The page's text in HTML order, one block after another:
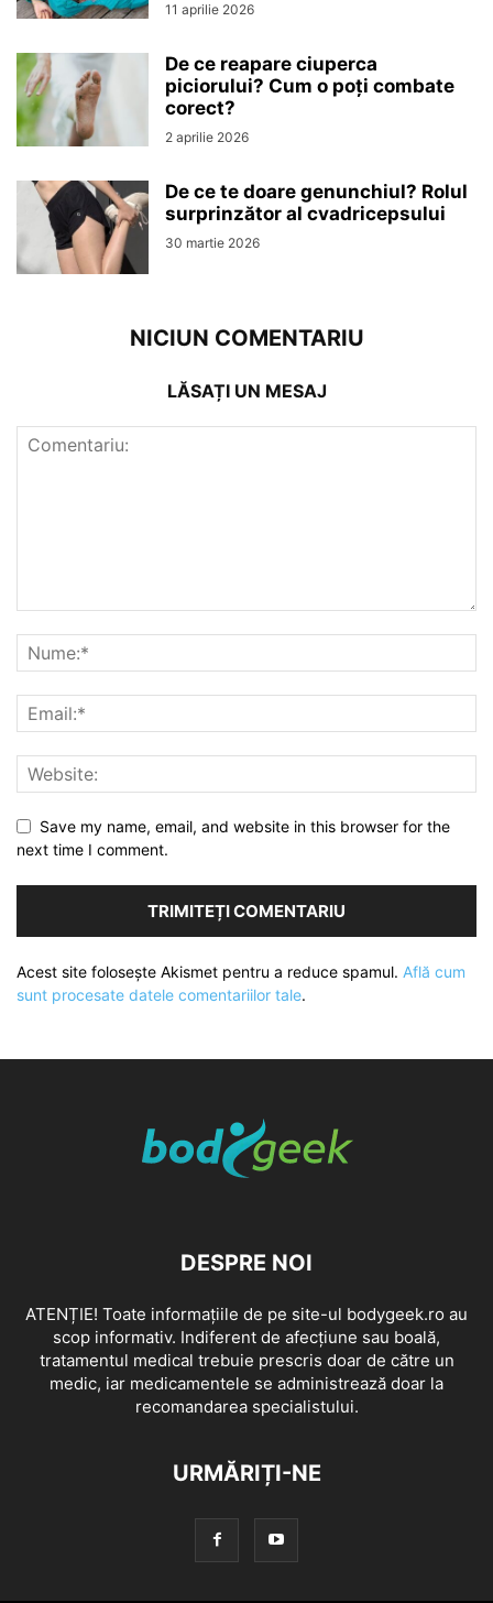
11 aprilie 2026
De ce reapare ciuperca
piciorului? Cum o poți combate
corect?
2 aprilie 2026
De ce te doare genunchiul? Rolul
surprinzător al cvadricepsului
30 martie 2026
NICIUN COMENTARIU
LĂSAȚI UN MESAJ
Save my name, email, and website in this browser for the
next time I comment.
Acest site folosește Akismet pentru a reduce spamul. Află cum
sunt procesate datele comentariilor tale.
DESPRE NOI
ATENȚIE! Toate informațiile de pe site-ul bodygeek.ro au
scop informativ. Indiferent de afecțiune sau boală,
tratamentul medical trebuie prescris doar de către un
medic, iar medicamentele se administrează doar la
recomandarea specialistului.
URMĂRIȚI-NE